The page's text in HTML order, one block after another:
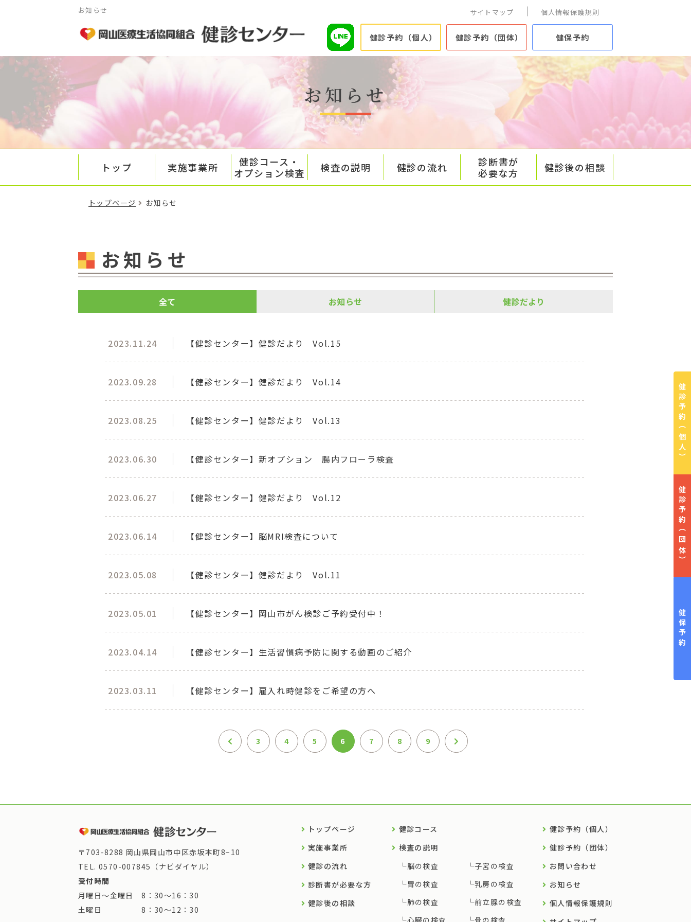
お知らせ サイトマップ 個人情報保護規則
健診予約（個人） 健診予約（団体） 健保予約
お知らせ
健診予約
（個人）
健診予約
（団体）
健保予約
トップ 実施事業所
健診コース・
オプション検査
検査の説明 健診の流れ
診断書が
必要な方
健診後の相談
トップページ お知らせ
お知らせ
全て お知らせ 健診だより
2023.11.24 【健診センター】健診だより Vol.15
2023.09.28 【健診センター】健診だより Vol.14
2023.08.25 【健診センター】健診だより Vol.13
2023.06.30 【健診センター】新オプション 腸内フローラ検査
2023.06.27 【健診センター】健診だより Vol.12
2023.06.14 【健診センター】脳MRI検査について
2023.05.08 【健診センター】健診だより Vol.11
2023.05.01 【健診センター】岡山市がん検診ご予約受付中！
2023.04.14 【健診センター】生活習慣病予防に関する動画のご紹介
2023.03.11 【健診センター】雇入れ時健診をご希望の方へ
3 4 5 6 7 8 9
〒703-8288 岡山県岡山市中区赤坂本町8−10
TEL. 0570-007845（ナビダイヤル）
受付時間
月曜日～金曜日 8：30～16：30
土曜日 8：30～12：30
トップページ
実施事業所
健診の流れ
診断書が必要な方
健診後の相談
健診コース
検査の説明
脳の検査
胃の検査
肺の検査
心臓の検査
子宮の検査
乳房の検査
前立腺の検査
骨の検査
健診予約（個人）
健診予約（団体）
お問い合わせ
お知らせ
個人情報保護規則